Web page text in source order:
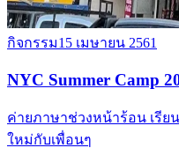
กิจกรรม15 เมษายน 2561
NYC Summer Camp
ค่ายภาษาช่วงหน้าร้อน เรีย
ใหม่กับเพื่อนๆ